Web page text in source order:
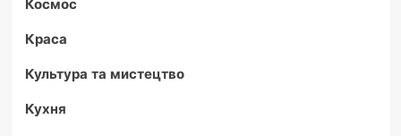
Космос
Краса
Культура та мистецтво
Кухня